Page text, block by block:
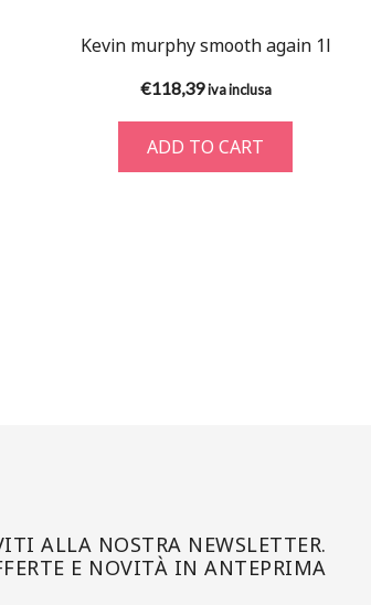
Kevin murphy smooth again 1l
€118,39 iva inclusa
ADD TO CART
ALLA NOSTRA NEWSLETTER.
E NOVITÀ IN ANTEPRIMA